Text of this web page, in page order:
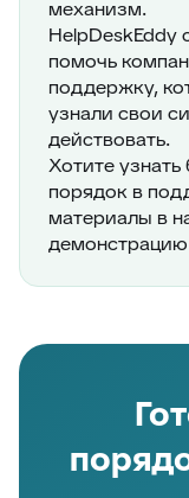
механизм.
HelpDeskEddy
помочь
поддержку,
узнали свои
действовать.
Хотите
порядок в
материалы в
демонстрацию